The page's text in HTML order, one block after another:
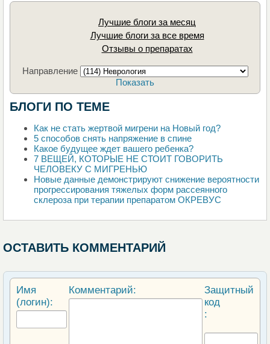
Лучшие блоги за месяц
Лучшие блоги за все время
Отзывы о препаратах
Направление
Показать
БЛОГИ ПО ТЕМЕ
Как не стать жертвой мигрени на Новый год?
5 способов снять напряжение в спине
Какое будущее ждет вашего ребенка?
7 ВЕЩЕЙ, КОТОРЫЕ НЕ СТОИТ ГОВОРИТЬ
ЧЕЛОВЕКУ С МИГРЕНЬЮ
Новые данные демонстрируют снижение вероятности
прогрессирования тяжелых форм рассеянного
склероза при терапии препаратом ОКРЕВУС
ОСТАВИТЬ КОММЕНТАРИЙ
Имя
(логин):
Комментарий:
Защитный
код
: